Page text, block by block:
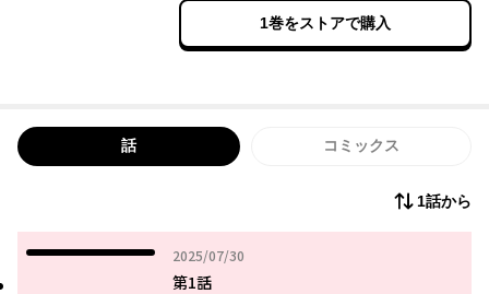
だから僕も、それを返したいって思うんだ。1巻をストアで購入
話 コミックス
1話から
2025/07/30
2025年07月30日
第1話